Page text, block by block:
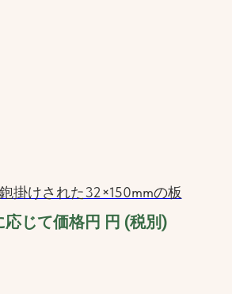
掛けされた32×150mmの板
応じて価格円 円 (税別)